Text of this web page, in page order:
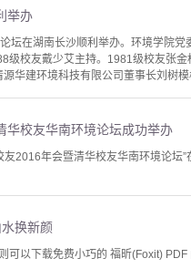
举办
坛在湖南长沙顺利举办。环境学院
级校友戴少艾主持。1981级校友张
华建环境科技有限公司董事长刘树
华校友华南环境论坛成功举办
友2016年会暨清华校友华南环境论
换新颜
可以下载免费小巧的 福昕(Foxit)